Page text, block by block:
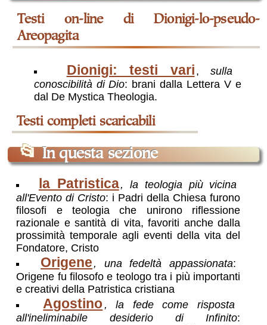
testi on-line di Dionigi-lo-pseudo-
Areopagita
Dionigi: testi vari ,sulla
conoscibilità di Dio: brani dalla Lettera V e
dal De Mystica Theologia.
📂 In questa sezione
la Patristica, la teologia più vicina
all'Evento di Cristo: i Padri della Chiesa furono
filosofi e teologia che unirono riflessione
razionale e santità di vita, favoriti anche dalla
prossimità temporale agli eventi della vita del
Fondatore, Cristo
Origene , una fedeltà appassionata:
Origene fu filosofo e teologo tra i più importanti
e creativi della Patristica cristiana
Agostino , la fede come risposta
all'ineliminabile desiderio di Infinito: